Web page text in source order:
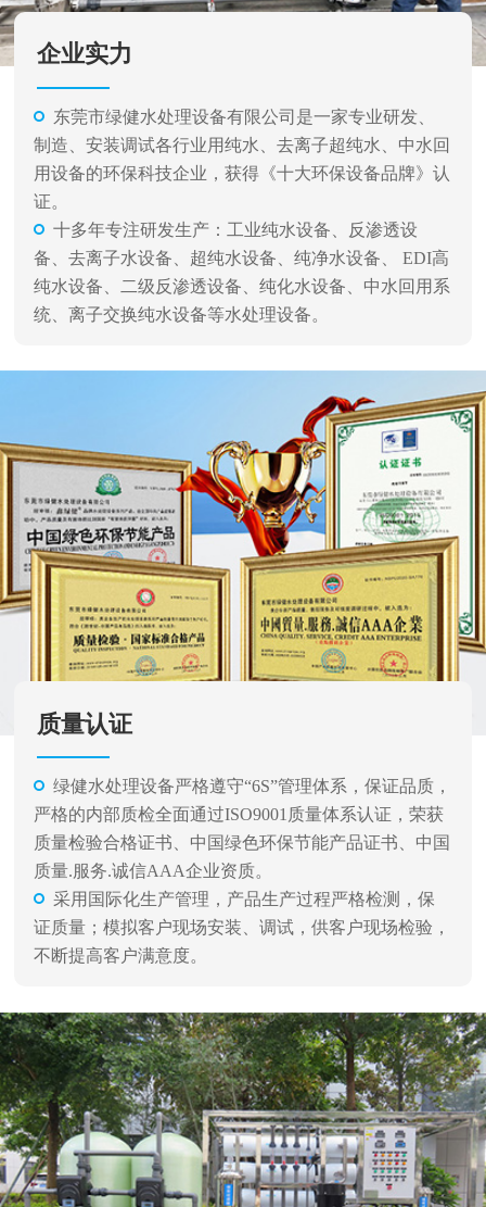
企业实力
东莞市绿健水处理设备有限公司是一家专业研发、
制造、安装调试各行业用纯水、去离子超纯水、中水回
用设备的环保科技企业，获得《十大环保设备品牌》认
证。
十多年专注研发生产：工业纯水设备、反渗透设
备、去离子水设备、超纯水设备、纯净水设备、 EDI高
纯水设备、二级反渗透设备、纯化水设备、中水回用系
统、离子交换纯水设备等水处理设备。
质量认证
绿健水处理设备严格遵守“6S”管理体系，保证品质，
严格的内部质检全面通过ISO9001质量体系认证，荣获
质量检验合格证书、中国绿色环保节能产品证书、中国
质量.服务.诚信AAA企业资质。
采用国际化生产管理，产品生产过程严格检测，保
证质量；模拟客户现场安装、调试，供客户现场检验，
不断提高客户满意度。